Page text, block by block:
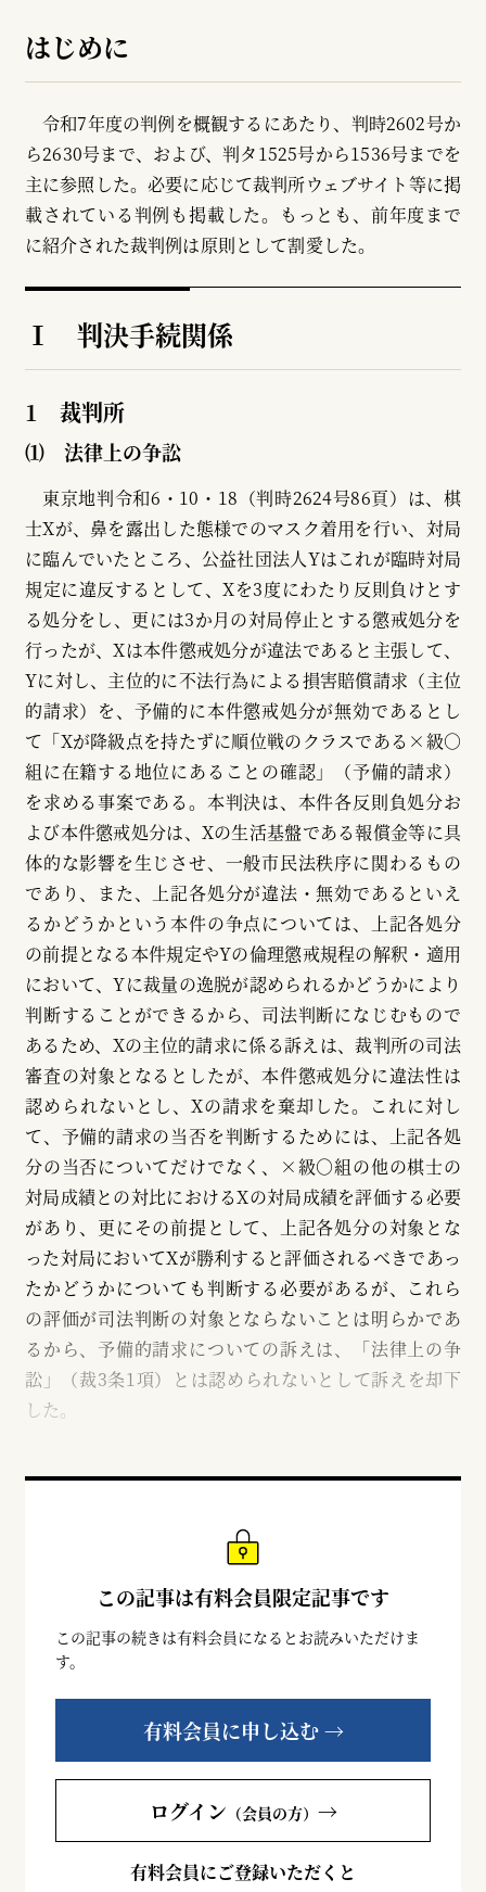
はじめに
令和7年度の判例を概観するにあたり、判時2602号か
ら2630号まで、および、判タ1525号から1536号までを
主に参照した。必要に応じて裁判所ウェブサイト等に掲
載されている判例も掲載した。もっとも、前年度まで
に紹介された裁判例は原則として割愛した。
Ⅰ 判決手続関係
1 裁判所
⑴ 法律上の争訟
東京地判令和6・10・18（判時2624号86頁）は、棋
士Xが、鼻を露出した態様でのマスク着用を行い、対局
に臨んでいたところ、公益社団法人Yはこれが臨時対局
規定に違反するとして、Xを3度にわたり反則負けとす
る処分をし、更には3か月の対局停止とする懲戒処分を
行ったが、Xは本件懲戒処分が違法であると主張して、
Yに対し、主位的に不法行為による損害賠償請求（主位
的請求）を、予備的に本件懲戒処分が無効であるとし
て「Xが降級点を持たずに順位戦のクラスである×級○
組に在籍する地位にあることの確認」（予備的請求）
を求める事案である。本判決は、本件各反則負処分お
よび本件懲戒処分は、Xの生活基盤である報償金等に具
体的な影響を生じさせ、一般市民法秩序に関わるもの
であり、また、上記各処分が違法・無効であるといえ
るかどうかという本件の争点については、上記各処分
の前提となる本件規定やYの倫理懲戒規程の解釈・適用
において、Yに裁量の逸脱が認められるかどうかにより
判断することができるから、司法判断になじむもので
あるため、Xの主位的請求に係る訴えは、裁判所の司法
審査の対象となるとしたが、本件懲戒処分に違法性は
認められないとし、Xの請求を棄却した。これに対し
て、予備的請求の当否を判断するためには、上記各処
分の当否についてだけでなく、×級○組の他の棋士の
対局成績との対比におけるXの対局成績を評価する必要
があり、更にその前提として、上記各処分の対象とな
った対局においてXが勝利すると評価されるべきであっ
たかどうかについても判断する必要があるが、これら
の評価が司法判断の対象とならないことは明らかであ
るから、予備的請求についての訴えは、「法律上の争
訟」（裁3条1項）とは認められないとして訴えを却下
した。
この記事は有料会員限定記事です
この記事の続きは有料会員になるとお読みいただけま
す。
有料会員に申し込む →
ログイン （会員の方） →
有料会員にご登録いただくと